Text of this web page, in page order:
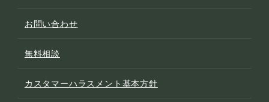
お問い合わせ
無料相談
カスタマーハラスメント基本方針